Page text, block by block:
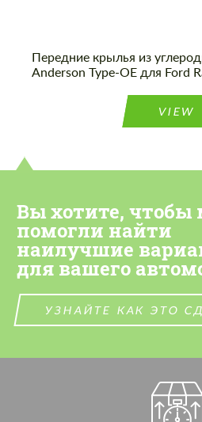
Передние крылья из
Anderson Type-OE для Ford
VIEW
Вы хотите,
помогли найти
наилучшие
для вашего
УЗНАЙТЕ КАК ЭТО